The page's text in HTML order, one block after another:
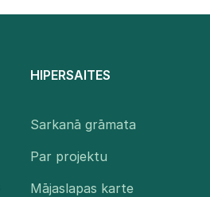
HIPERSAITES
Sarkanā grāmata
Par projektu
Mājaslapas karte